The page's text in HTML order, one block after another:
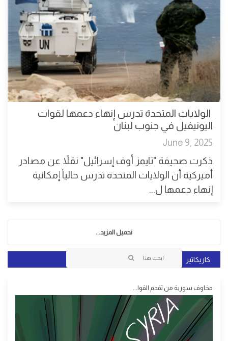
الولايات المتحدة تدرس إنهاء دعمها لقوات
اليونيفيل في جنوب لبنان
June 9, 2025
ذكرت صحيفة "تايمز أوف إسرائيل" نقلاً عن مصادر
أميركية أن الولايات المتحدة تدرس حالياً إمكانية
إنهاء دعمها ل...
تحميل المزيد...
كاريكاتير
مخاوف سورية من تقدم القوا...